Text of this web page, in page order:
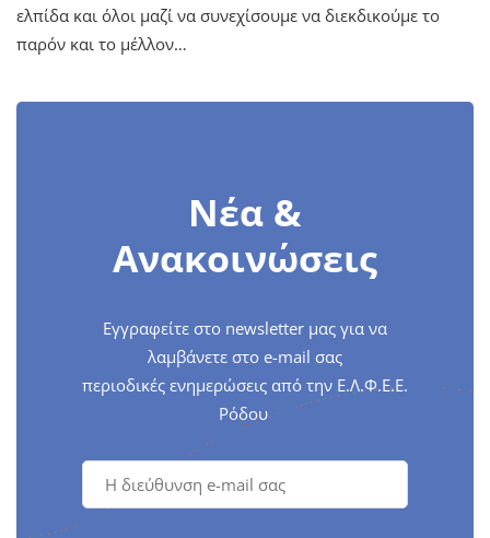
ελπίδα και όλοι μαζί να συνεχίσουμε να διεκδικούμε το
παρόν και το μέλλον…
Νέα &
Ανακοινώσεις
Εγγραφείτε στο newsletter μας για να
λαμβάνετε στο e-mail σας
περιοδικές ενημερώσεις από την Ε.Λ.Φ.Ε.Ε.
Ρόδου